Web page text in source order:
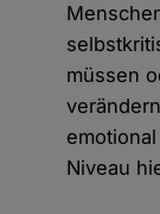
müssen
Niveau